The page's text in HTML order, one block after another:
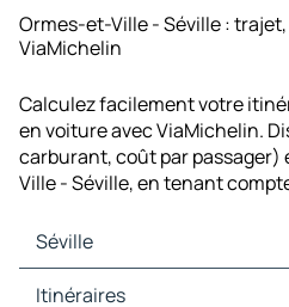
Ormes-et-Ville - Séville :
ViaMichelin
Calculez facilement votre
en voiture avec ViaMichelin.
carburant, coût par
Ville - Séville, en tenant
Séville
Séville Cartes et plans
Itinéraires